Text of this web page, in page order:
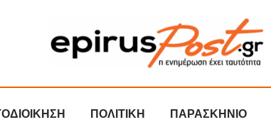
ΠΟΛΙΤΙΚΗ ΠΑΡΑΣΚΗΝΙΟ